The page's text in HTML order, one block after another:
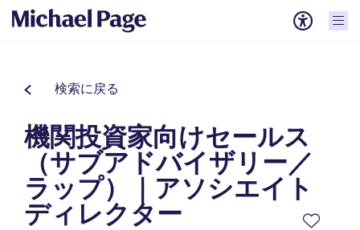
検索に戻る
機関投資家向けセールス
（サブアドバイザリー／
ラップ）｜アソシエイト
ディレクター